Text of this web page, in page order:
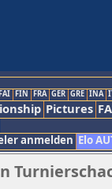
FIN FRA GER GRE INA
Pictures
anmelden Elo